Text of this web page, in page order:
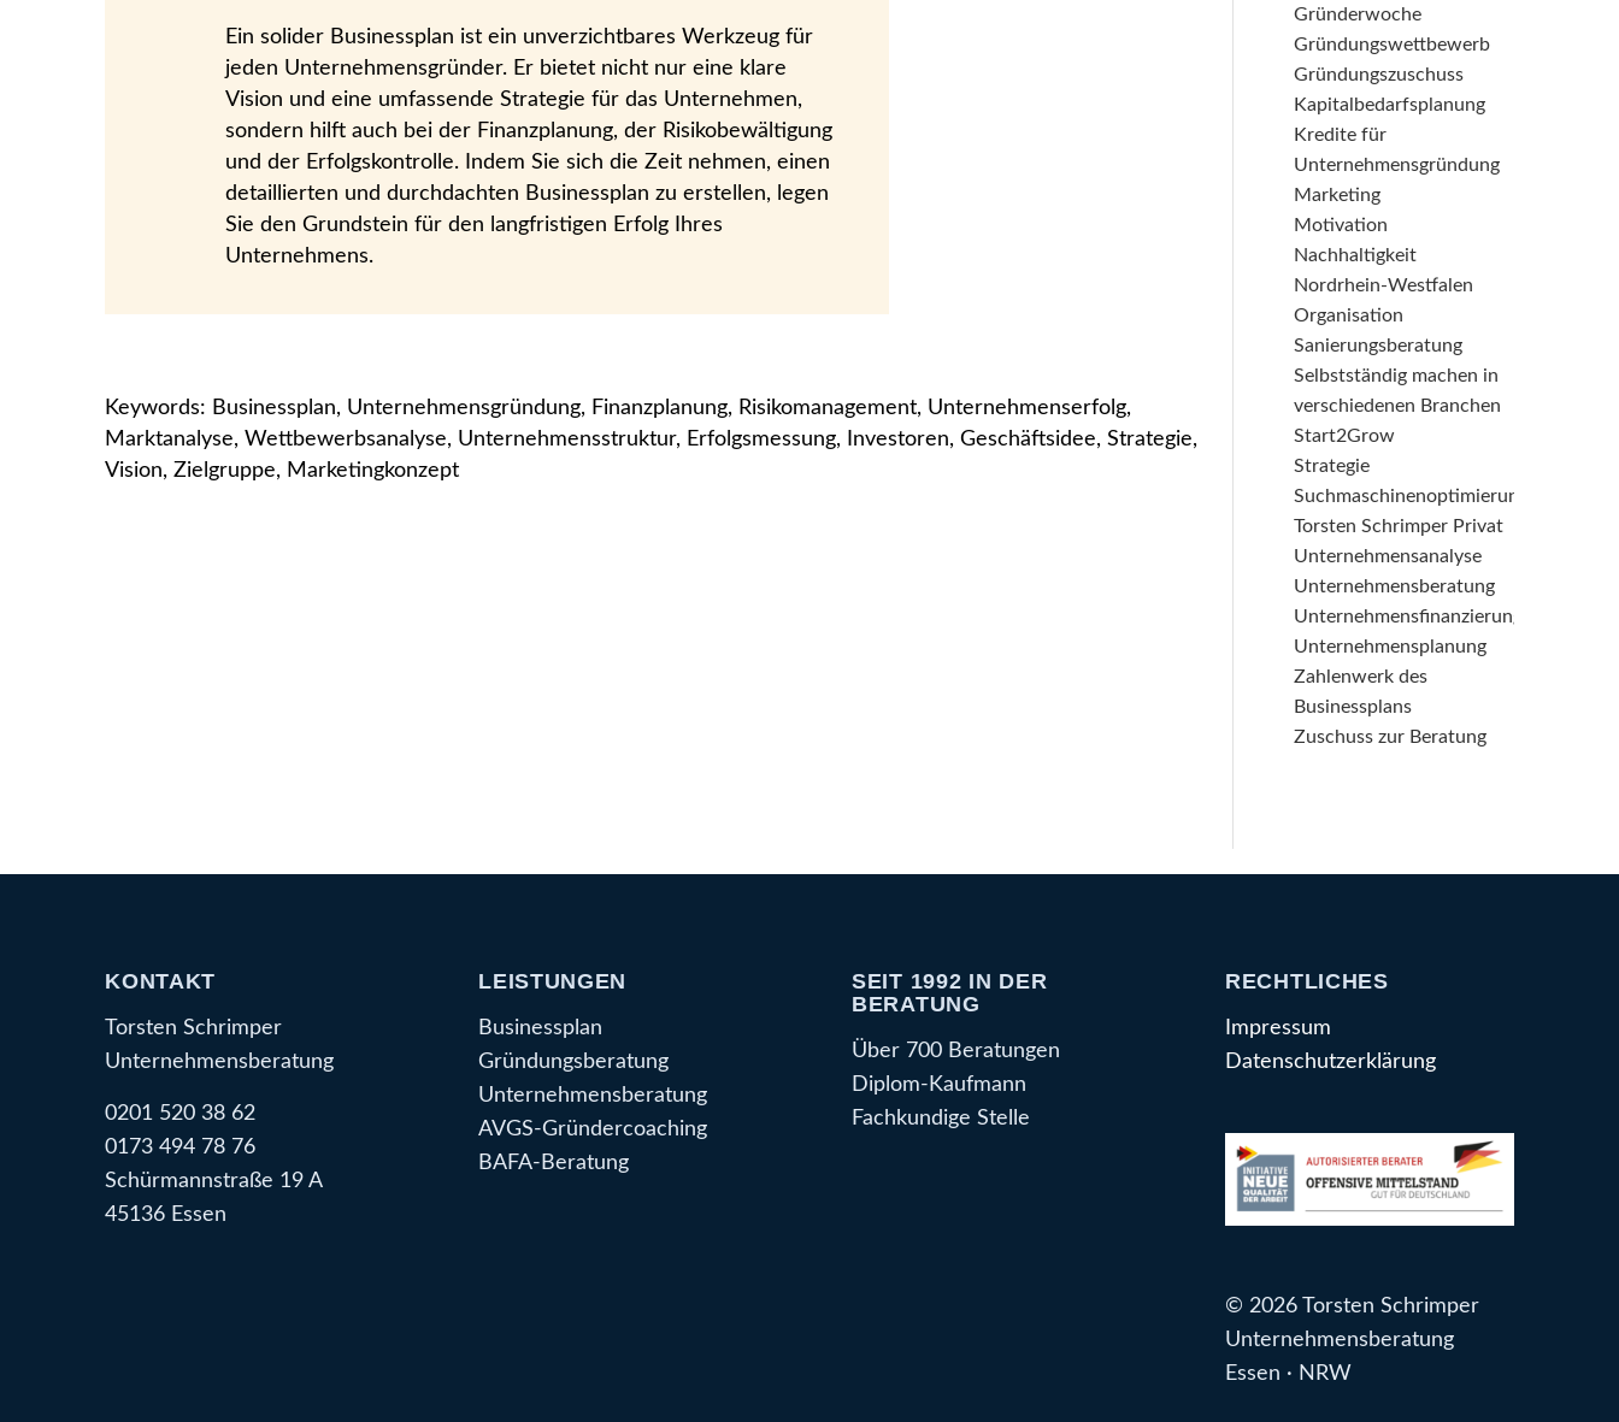
Ein solider Businessplan ist ein unverzichtbares Werkzeug für
jeden Unternehmensgründer. Er bietet nicht nur eine klare
Vision und eine umfassende Strategie für das Unternehmen,
sondern hilft auch bei der Finanzplanung, der Risikobewältigung
und der Erfolgskontrolle. Indem Sie sich die Zeit nehmen, einen
detaillierten und durchdachten Businessplan zu erstellen, legen
Sie den Grundstein für den langfristigen Erfolg Ihres
Unternehmens.
Keywords: Businessplan, Unternehmensgründung, Finanzplanung, Risikomanagement, Unternehmenserfolg,
Marktanalyse, Wettbewerbsanalyse, Unternehmensstruktur, Erfolgsmessung, Investoren, Geschäftsidee, Strategie,
Vision, Zielgruppe, Marketingkonzept
Gründerwoche
Gründungswettbewerb
Gründungszuschuss
Kapitalbedarfsplanung
Kredite für
Unternehmensgründung
Marketing
Motivation
Nachhaltigkeit
Nordrhein-Westfalen
Organisation
Sanierungsberatung
Selbstständig machen in
verschiedenen Branchen
Start2Grow
Strategie
Suchmaschinenoptimierung
Torsten Schrimper Privat
Unternehmensanalyse
Unternehmensberatung
Unternehmensfinanzierung
Unternehmensplanung
Zahlenwerk des
Businessplans
Zuschuss zur Beratung
KONTAKT
Torsten Schrimper
Unternehmensberatung
0201 520 38 62
0173 494 78 76
Schürmannstraße 19 A
45136 Essen
LEISTUNGEN
Businessplan
Gründungsberatung
Unternehmensberatung
AVGS-Gründercoaching
BAFA-Beratung
SEIT 1992 IN DER
BERATUNG
Über 700 Beratungen
Diplom-Kaufmann
Fachkundige Stelle
RECHTLICHES
Impressum
Datenschutzerklärung
© 2026 Torsten Schrimper
Unternehmensberatung
Essen · NRW